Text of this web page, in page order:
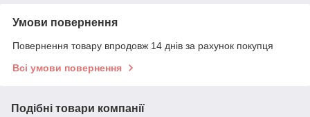
Умови повернення
Повернення товару впродовж 14 днів за рахунок покупця
Всі умови повернення
Подібні товари компанії